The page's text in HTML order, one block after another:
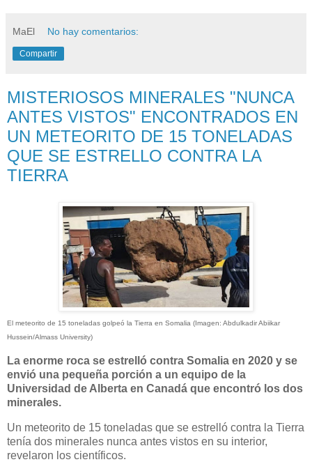
MaEl No hay comentarios:
Compartir
MISTERIOSOS MINERALES "NUNCA
ANTES VISTOS" ENCONTRADOS EN
UN METEORITO DE 15 TONELADAS
QUE SE ESTRELLO CONTRA LA
TIERRA
El meteorito de 15 toneladas golpeó la Tierra en Somalia (Imagen: Abdulkadir Abiikar
Hussein/Almass University)
La enorme roca se estrelló contra Somalia en 2020 y se
envió una pequeña porción a un equipo de la
Universidad de Alberta en Canadá que encontró los dos
minerales.
Un meteorito de 15 toneladas que se estrelló contra la Tierra
tenía dos minerales nunca antes vistos en su interior,
revelaron los científicos.